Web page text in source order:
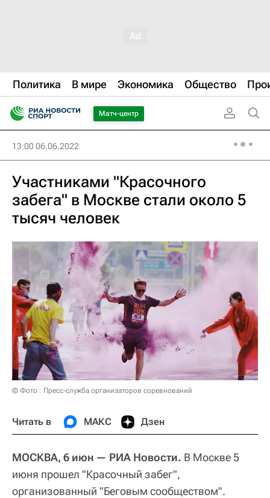
Политика В мире Экономика Общество
Матч-центр
13:00 06.06.2022
Участниками "Красочного
забега" в Москве стали около 5
тысяч человек
© Фото : Пресс-служба организаторов соревнований
Читать в МАКС Дзен
МОСКВА, 6 июн — РИА Новости. В Москве 5
июня прошел "Красочный забег",
организованный "Беговым сообществом".